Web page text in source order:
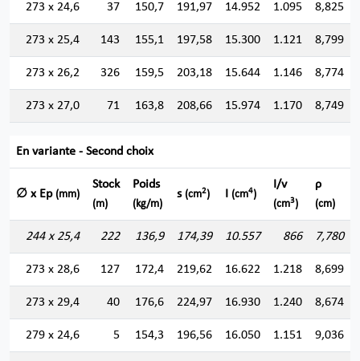
273 x 24,6 37 150,7 191,97 14.952 1.095 8,825
273 x 25,4 143 155,1 197,58 15.300 1.121 8,799
273 x 26,2 326 159,5 203,18 15.644 1.146 8,774
273 x 27,0 71 163,8 208,66 15.974 1.170 8,749
En variante - Second choix
∅ x Ep (mm)
Stock
(m)
Poids
(kg/m)
s (cm2) I (cm4)
I/v
(cm3)
ρ
(cm)
244 x 25,4 222 136,9 174,39 10.557 866 7,780
273 x 28,6 127 172,4 219,62 16.622 1.218 8,699
273 x 29,4 40 176,6 224,97 16.930 1.240 8,674
279 x 24,6 5 154,3 196,56 16.050 1.151 9,036